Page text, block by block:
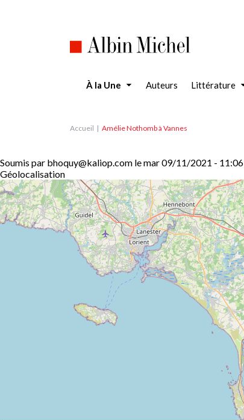
À la Une Auteurs Littérature
Accueil Amélie Nothomb à Vannes
Soumis par bhoquy@kaliop.com lemar 09/11/2021 - 11:06
Géolocalisation